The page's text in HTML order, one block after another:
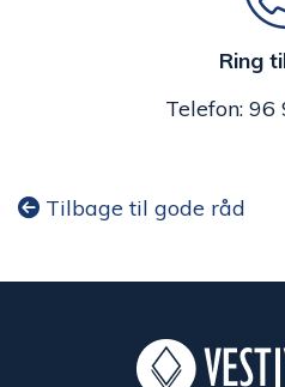
Ring
Telefon: 96
Tilbage til gode råd